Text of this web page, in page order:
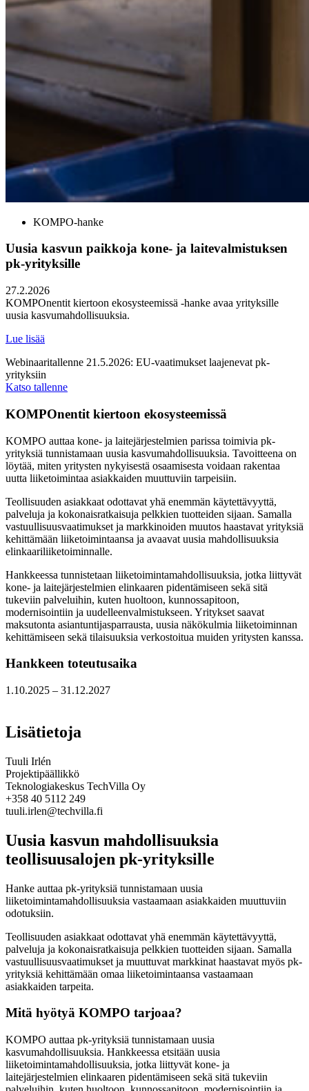
KOMPO-hanke
Uusia kasvun paikkoja kone- ja laitevalmistuksen
pk-yrityksille
27.2.2026
KOMPOnentit kiertoon ekosysteemissä -hanke avaa yrityksille
uusia kasvumahdollisuuksia.
Lue lisää
Webinaaritallenne 21.5.2026: EU-vaatimukset laajenevat pk-
yrityksiin
Katso tallenne
KOMPOnentit kiertoon ekosysteemissä
KOMPO auttaa kone- ja laitejärjestelmien parissa toimivia pk-
yrityksiä tunnistamaan uusia kasvumahdollisuuksia. Tavoitteena on
löytää, miten yritysten nykyisestä osaamisesta voidaan rakentaa
uutta liiketoimintaa asiakkaiden muuttuviin tarpeisiin.
Teollisuuden asiakkaat odottavat yhä enemmän käytettävyyttä,
palveluja ja kokonaisratkaisuja pelkkien tuotteiden sijaan. Samalla
vastuullisuusvaatimukset ja markkinoiden muutos haastavat yrityksiä
kehittämään liiketoimintaansa ja avaavat uusia mahdollisuuksia
elinkaariliiketoiminnalle.
Hankkeessa tunnistetaan liiketoimintamahdollisuuksia, jotka liittyvät
kone- ja laitejärjestelmien elinkaaren pidentämiseen sekä sitä
tukeviin palveluihin, kuten huoltoon, kunnossapitoon,
modernisointiin ja uudelleenvalmistukseen. Yritykset saavat
maksutonta asiantuntijasparrausta, uusia näkökulmia liiketoiminnan
kehittämiseen sekä tilaisuuksia verkostoitua muiden yritysten kanssa.
Hankkeen toteutusaika
1.10.2025 – 31.12.2027
Lisätietoja
Tuuli Irlén
Projektipäällikkö
Teknologiakeskus TechVilla Oy
+358 40 5112 249
tuuli.irlen@techvilla.fi
Uusia kasvun mahdollisuuksia
teollisuusalojen pk-yrityksille
Hanke auttaa pk-yrityksiä tunnistamaan uusia
liiketoimintamahdollisuuksia vastaamaan asiakkaiden muuttuviin
odotuksiin.
Teollisuuden asiakkaat odottavat yhä enemmän käytettävyyttä,
palveluja ja kokonaisratkaisuja pelkkien tuotteiden sijaan. Samalla
vastuullisuusvaatimukset ja muuttuvat markkinat haastavat myös pk-
yrityksiä kehittämään omaa liiketoimintaansa vastaamaan
asiakkaiden tarpeita.
Mitä hyötyä KOMPO tarjoaa?
KOMPO auttaa pk-yrityksiä tunnistamaan uusia
kasvumahdollisuuksia. Hankkeessa etsitään uusia
liiketoimintamahdollisuuksia, jotka liittyvät kone- ja
laitejärjestelmien elinkaaren pidentämiseen sekä sitä tukeviin